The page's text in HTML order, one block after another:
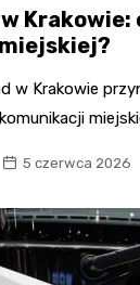
w Krakowie
5 czerwca 2026